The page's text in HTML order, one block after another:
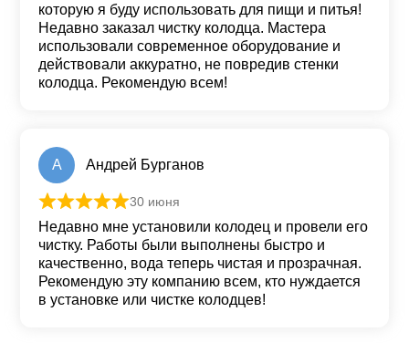
которую я буду использовать для пищи и питья!
Недавно заказал чистку колодца. Мастера
использовали современное оборудование и
действовали аккуратно, не повредив стенки
колодца. Рекомендую всем!
А Андрей Бурганов
Оценка
30 июня
Недавно мне установили колодец и провели его
чистку. Работы были выполнены быстро и
качественно, вода теперь чистая и прозрачная.
Рекомендую эту компанию всем, кто нуждается
в установке или чистке колодцев!